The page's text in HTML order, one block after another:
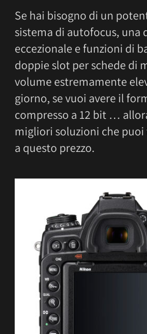
Se hai bisogno di un
sistema di autofocus, una
eccezionale e funzioni di
doppie slot per schede di
volume estremamente
giorno, se vuoi avere il
compresso a 12 bit …
migliori soluzioni che
a questo prezzo.